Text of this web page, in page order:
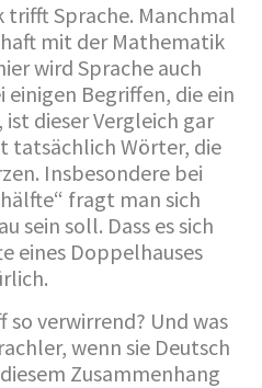
Sprache. Manchmal
mit der Mathematik
wird Sprache auch
Begriffen, die ein
ist dieser Vergleich gar
tatsächlich Wörter, die
Insbesondere bei
fragt man sich
sein soll. Dass es sich
eines Doppelhauses
so verwirrend? Und was
wenn sie Deutsch
Zusammenhang